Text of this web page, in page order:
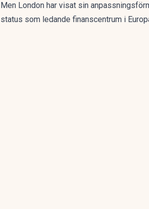
Men London har visat sin
status som ledande finanscentrum i